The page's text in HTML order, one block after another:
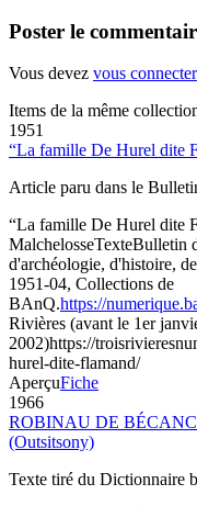
Poster le
Vous devez vous connecter
Items de la même
1951
“La famille De Hurel dite
Article paru dans le
“La famille De Hurel dite
MalchelosseTexteBulletin
d'archéologie, d'histoire,
1951-04, Collections de
BAnQ.https://
Rivières (avant le 1er
2002)https://
hurel-dite-flamand/
AperçuFiche
1966
ROBINAU DE
(Outsitsony)
Texte tiré du Dictionnaire